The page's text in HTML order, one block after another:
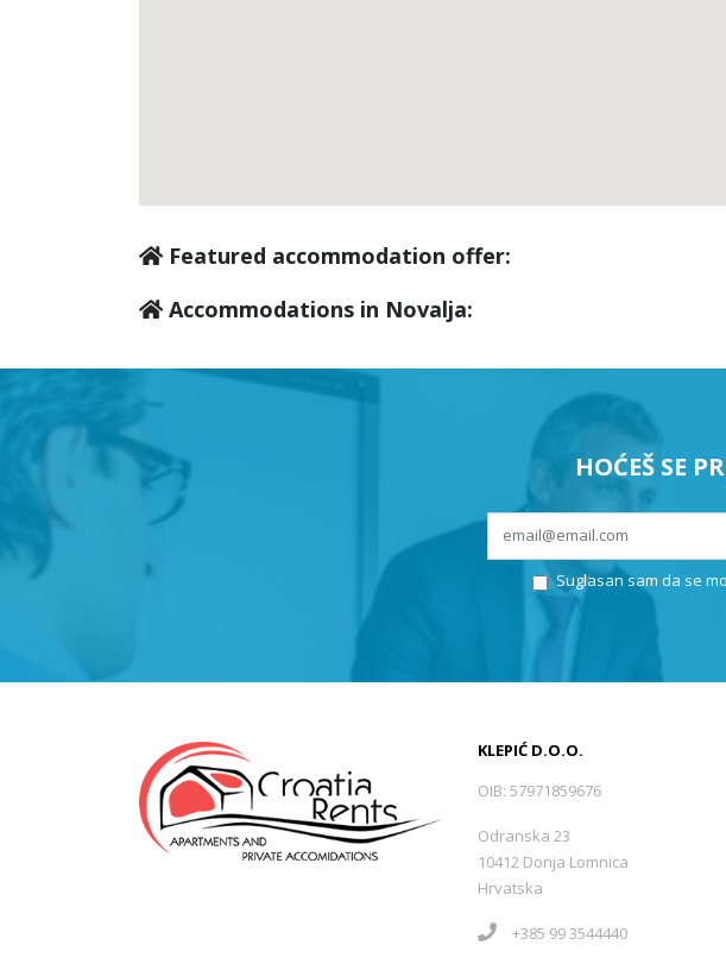
Featured accommodation offer:
Accommodations in Novalja:
HOĆEŠ SE
Suglasan sam da se
KLEPIĆ D.O.O.
OIB: 57971859676
Odranska 23
10412 Donja Lomnica
Hrvatska
+385 99 3544440